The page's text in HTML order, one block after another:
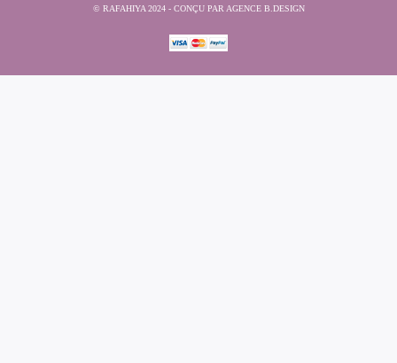
© RAFAHIYA 2024 - CONÇU PAR AGENCE B.DESIGN